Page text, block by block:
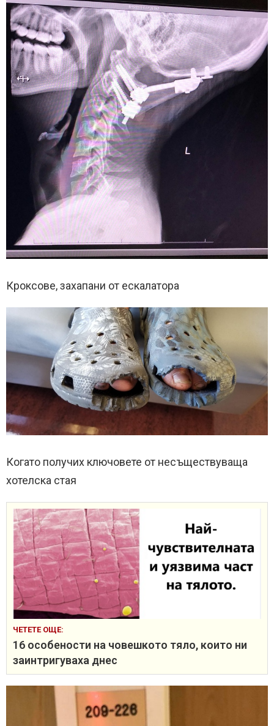
Кроксове, захапани от ескалатора
Когато получих ключовете от несъществуваща
хотелска стая
ЧЕТЕТЕ ОЩЕ:
16 особености на човешкото тяло, които ни
заинтригуваха днес